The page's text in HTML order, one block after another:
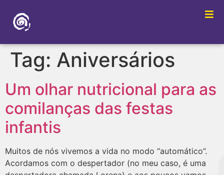
Tag: Aniversários
Um olhar nutricional para as
comilanças das festas
infantis
Muitos de nós vivemos a vida no modo “automático”.
Acordamos com o despertador (no meu caso, é uma